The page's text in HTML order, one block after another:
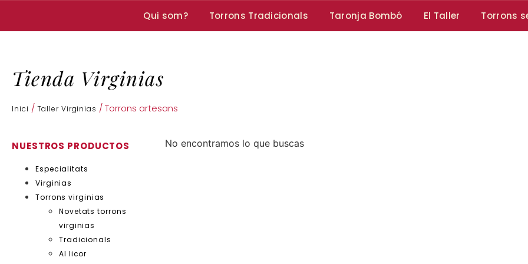
Qui som? Torrons Tradicionals Taronja Bombó El Taller Torrons
Tienda Virginias
Inici / Taller Virginias / Torrons artesans
NUESTROS PRODUCTOS
Especialitats
Virginias
Torrons virginias
Novetats torrons
virginias
Tradicionals
Al licor
No encontramos lo que buscas